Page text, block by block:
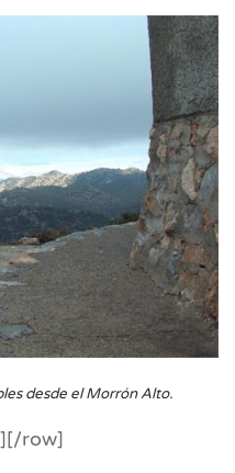
desde el Morrón Alto.
row]